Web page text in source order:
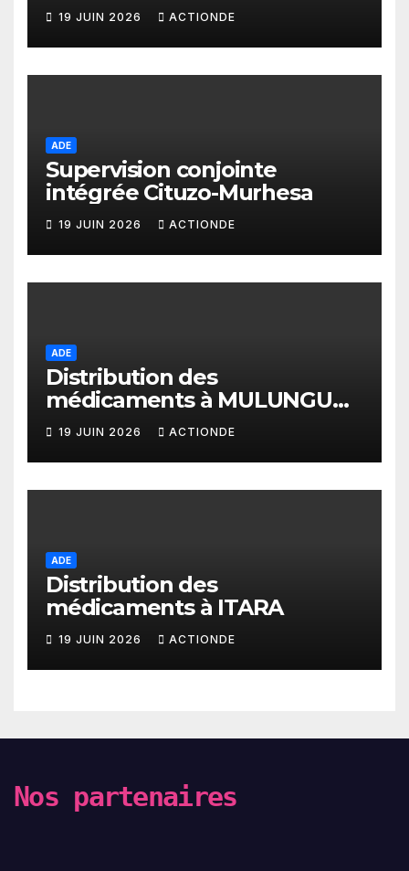
19 JUIN 2026 ACTIONDE
ADE
Supervision conjointe
intégrée Cituzo-Murhesa
19 JUIN 2026 ACTIONDE
ADE
Distribution des
médicaments à MULUNGU
INERA
19 JUIN 2026 ACTIONDE
ADE
Distribution des
médicaments à ITARA
19 JUIN 2026 ACTIONDE
Nos partenaires